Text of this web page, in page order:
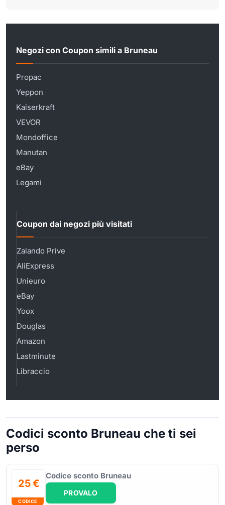
Negozi con Coupon simili a Bruneau
Propac
Yeppon
Kaiserkraft
VEVOR
Mondoffice
Manutan
eBay
Legami
Coupon dai negozi più visitati
Zalando Prive
AliExpress
Unieuro
eBay
Yoox
Douglas
Amazon
Lastminute
Libraccio
Codici sconto Bruneau che ti sei
perso
25 €
CODICE
Codice sconto Bruneau
PROVALO